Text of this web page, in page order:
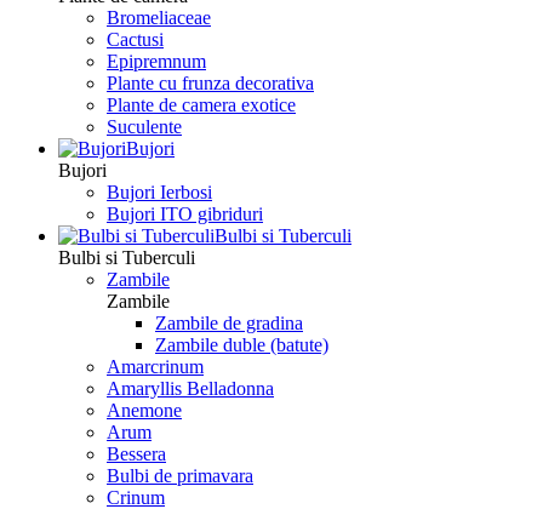
Bromeliaceae
Cactusi
Epipremnum
Plante cu frunza decorativa
Plante de camera exotice
Suculente
Bujori
Bujori
Bujori Ierbosi
Bujori ITO gibriduri
Bulbi si Tuberculi
Bulbi si Tuberculi
Zambile
Zambile
Zambile de gradina
Zambile duble (batute)
Amarcrinum
Amaryllis Belladonna
Anemone
Arum
Bessera
Bulbi de primavara
Crinum